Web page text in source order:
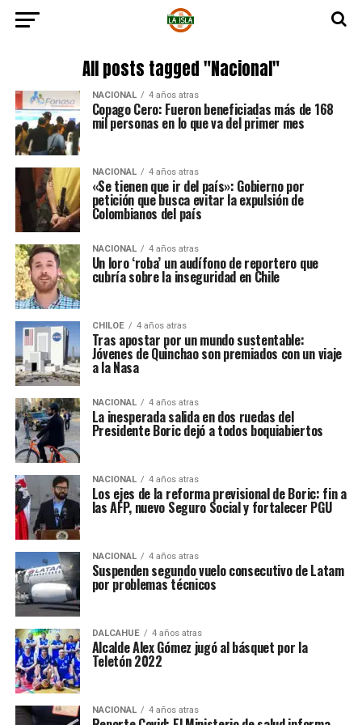
All posts tagged "Nacional"
NACIONAL 4 años atras
Copago Cero: Fueron beneficiadas más de 168
mil personas en lo que va del primer mes
NACIONAL 4 años atras
«Se tienen que ir del país»: Gobierno por
petición que busca evitar la expulsión de
Colombianos del país
NACIONAL 4 años atras
Un loro ‘roba’ un audífono de reportero que
cubría sobre la inseguridad en Chile
CHILOE 4 años atras
Tras apostar por un mundo sustentable:
Jóvenes de Quinchao son premiados con un viaje
a la Nasa
NACIONAL 4 años atras
La inesperada salida en dos ruedas del
Presidente Boric dejó a todos boquiabiertos
NACIONAL 4 años atras
Los ejes de la reforma previsional de Boric: fin a
las AFP, nuevo Seguro Social y fortalecer PGU
NACIONAL 4 años atras
Suspenden segundo vuelo consecutivo de Latam
por problemas técnicos
DALCAHUE 4 años atras
Alcalde Alex Gómez jugó al básquet por la
Teletón 2022
NACIONAL 4 años atras